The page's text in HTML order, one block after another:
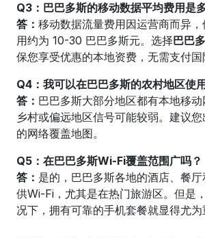
Q3：巴巴多斯的移动数据平均费用是
答： 移动数据流量费用因运营商而异
用约为 10-30 巴巴多斯元。选择巴巴
保您享受优惠的本地资费，无需支付国
Q4：我可以在巴巴多斯的农村地区使
答： 巴巴多斯大部分地区都有本地移
乡村或偏远地区信号可能较弱。建议
的网络覆盖地图。
Q5：在巴巴多斯Wi-Fi覆盖范围广吗？
答： 是的，巴巴多斯各地的酒店、餐
供Wi-Fi，尤其是在热门旅游区。但是
况下，拥有可靠的手机套餐就显得尤为